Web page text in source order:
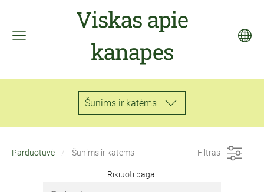
Viskas apie
kanapes
Šunims ir katėms
Parduotuvė Šunims ir katėms Filtras
Rikiuoti pagal